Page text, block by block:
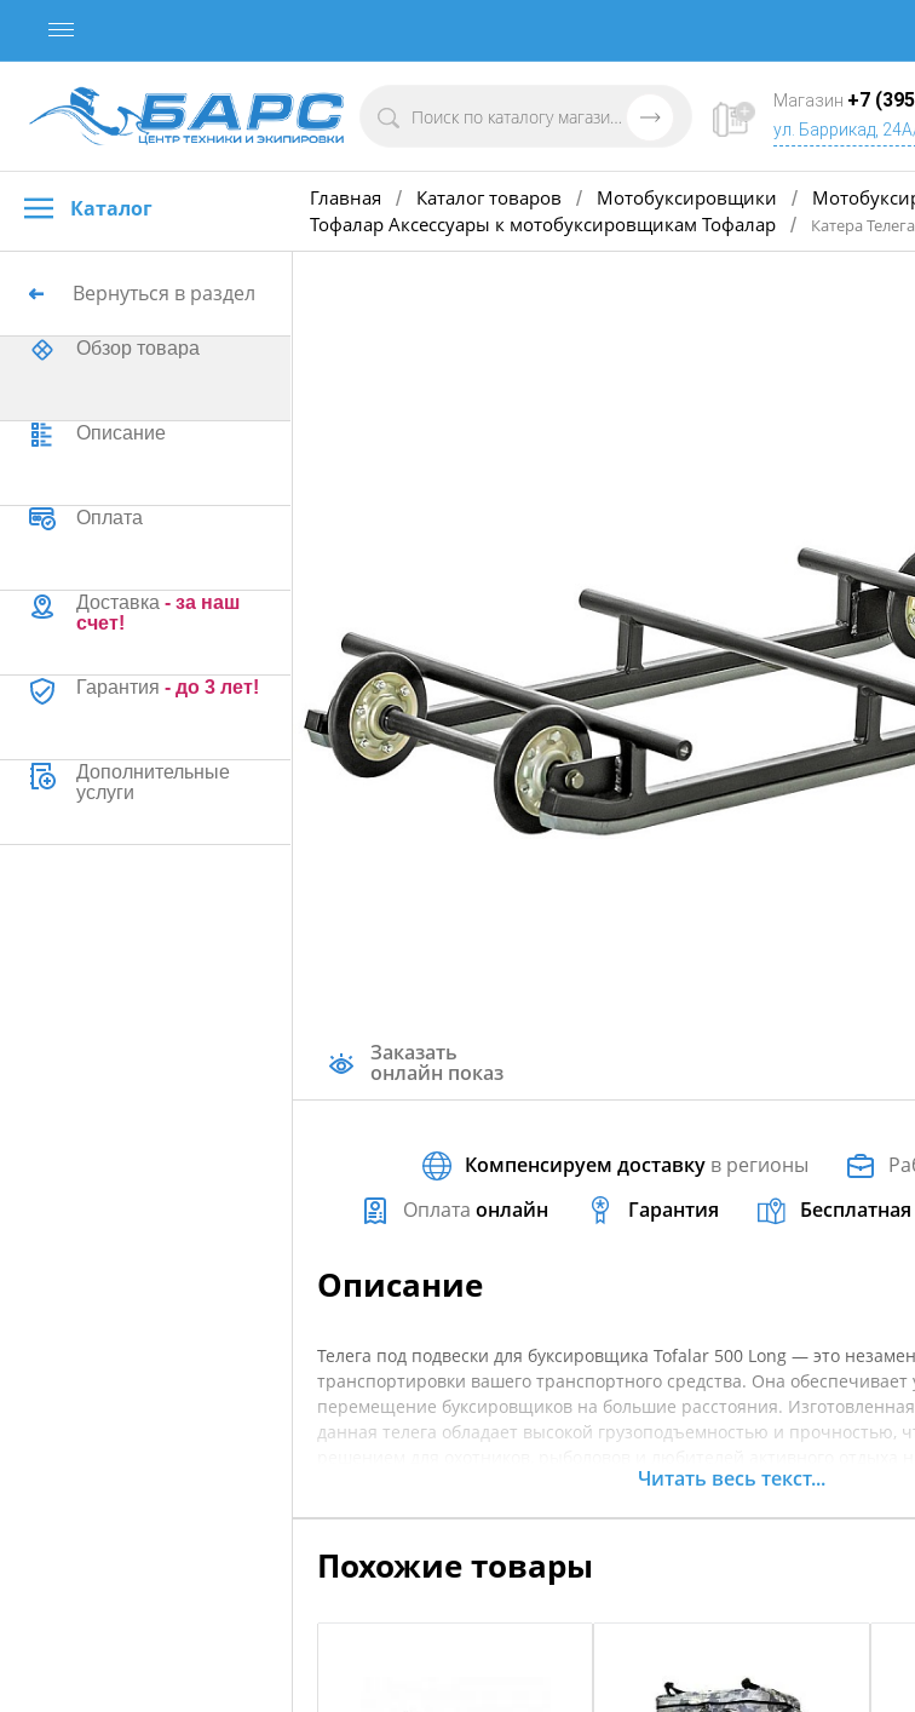
Магазин +7
ул. Баррикад,
Каталог Главная / Каталог товаров / Мотобуксировщики /
Тофалар Аксессуары к мотобуксировщикам Тофалар / Катера
Вернуться в раздел
Обзор товара
Описание
Оплата
Доставка - за наш
счет!
Гарантия - до 3 лет!
Дополнительные
услуги
Заказать
онлайн показ
Компенсируем доставку в регионы
Оплата онлайн Гарантия
Описание
Телега под подвески для буксировщика Tofalar 500 Long — это
транспортировки вашего транспортного средства. Она обеспечивает
перемещение буксировщиков на большие расстояния.
данная телега обладает высокой грузоподъемностью и прочностью,
вариантом для использования с различными моделями катеров и
покупкой рекомендуется уточнять характеристики товара.
Читать весь текст...
Похожие товары